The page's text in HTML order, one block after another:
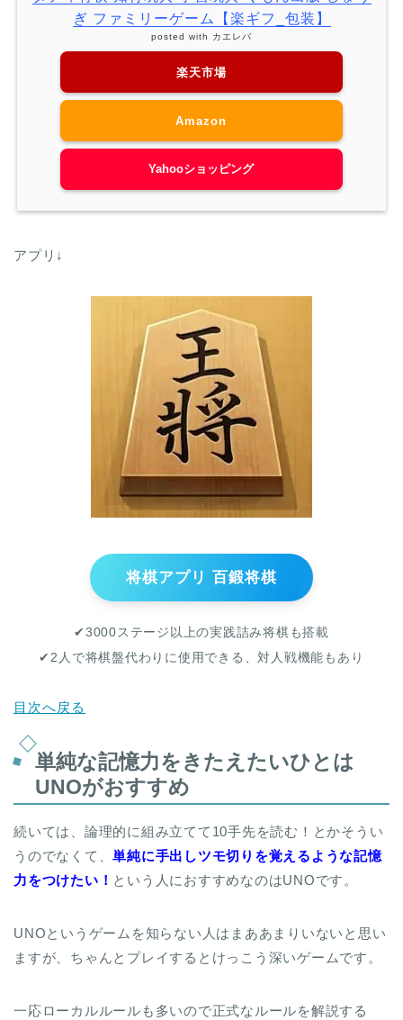
ぎ ファミリーゲーム【楽ギフ_包装】
posted with カエレバ
楽天市場
Amazon
Yahooショッピング
アプリ↓
将棋アプリ 百鍛将棋
✔︎3000ステージ以上の実践詰み将棋も搭載
✔︎2人で将棋盤代わりに使用できる、対人戦機能もあり
目次へ戻る
単純な記憶力をきたえたいひとは
UNOがおすすめ
続いては、論理的に組み立てて10手先を読む！とかそうい
うのでなくて、単純に手出しツモ切りを覚えるような記憶
力をつけたい！ という人におすすめなのはUNOです。
UNOというゲームを知らない人はまああまりいないと思い
ますが、ちゃんとプレイするとけっこう深いゲームです。
一応ローカルルールも多いので正式なルールを解説する